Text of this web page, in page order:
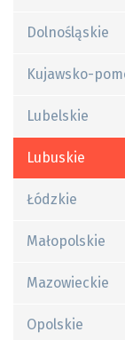
Dolnośląskie
Kujawsko-
Lubelskie
Lubuskie
Łódzkie
Małopolskie
Mazowieckie
Opolskie